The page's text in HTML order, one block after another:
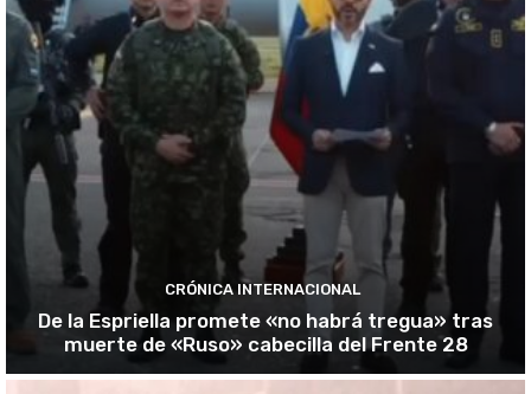
CRÓNICA INTERNACIONAL
De la Espriella promete «no habrá tregua» tras
muerte de «Ruso» cabecilla del Frente 28